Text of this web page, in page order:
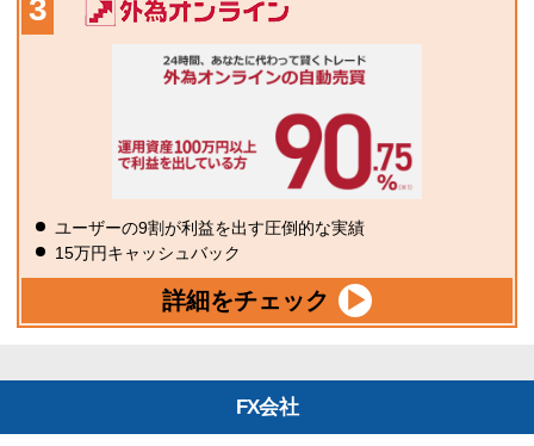
ユーザーの9割が利益を出す圧倒的な実績
15万円キャッシュバック
詳細をチェック
FX会社